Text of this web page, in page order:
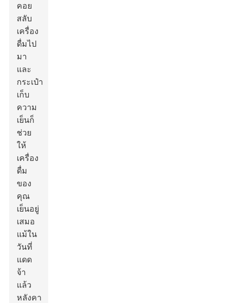
คอย
สลับ
เครื่อง
ดื่มไป
มา
และ
กระเป๋า
เก็บ
ความ
เย็นก็
ช่วย
ให้
เครื่อง
ดื่ม
ของ
คุณ
เย็นอยู่
เสมอ
แม้ใน
วันที่
แดด
จ้า
แล้ว
หลังคา